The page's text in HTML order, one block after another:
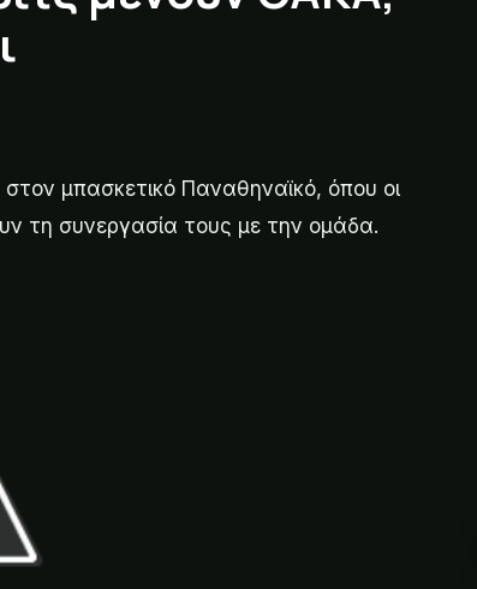
μπασκετικό Παναθηναϊκό, όπου οι
τη συνεργασία τους με την ομάδα.